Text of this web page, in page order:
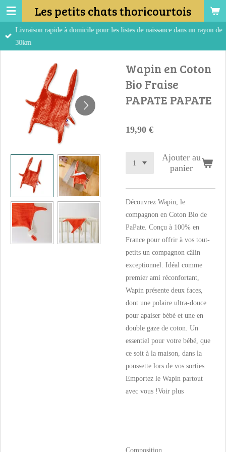
Passer
au
contenu
Les petits chats thoricourtois
Livraison rapide à domicile pour les listes de naissance dans un rayon de
30km
Wapin en Coton
Bio Fraise
PAPATE PAPATE
19,90 €
Ajouter au
panier
Découvrez Wapin, le
compagnon en Coton Bio de
PaPate. Conçu à 100% en
France pour offrir à vos tout-
petits un compagnon câlin
exceptionnel. Idéal comme
premier ami réconfortant,
Wapin présente deux faces,
dont une polaire ultra-douce
pour apaiser bébé et une en
double gaze de coton. Un
essentiel pour votre bébé, que
ce soit à la maison, dans la
poussette lors de vos sorties.
Emportez le Wapin partout
avec vous !Voir plus
Composition